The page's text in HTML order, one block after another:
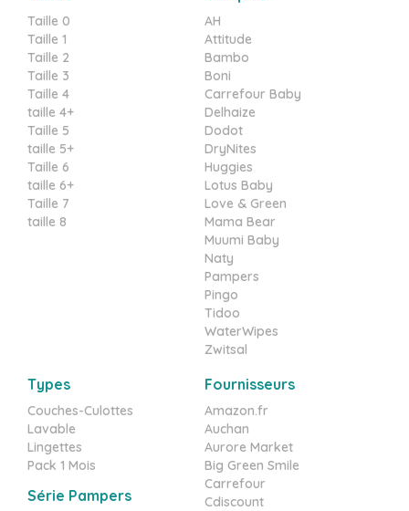
Taille 0
Taille 1
Taille 2
Taille 3
Taille 4
taille 4+
Taille 5
taille 5+
Taille 6
taille 6+
Taille 7
taille 8
AH
Attitude
Bambo
Boni
Carrefour Baby
Delhaize
Dodot
DryNites
Huggies
Lotus Baby
Love & Green
Mama Bear
Muumi Baby
Naty
Pampers
Pingo
Tidoo
WaterWipes
Zwitsal
Types
Couches-Culottes
Lavable
Lingettes
Pack 1 Mois
Série Pampers
Fournisseurs
Amazon.fr
Auchan
Aurore Market
Big Green Smile
Carrefour
Cdiscount